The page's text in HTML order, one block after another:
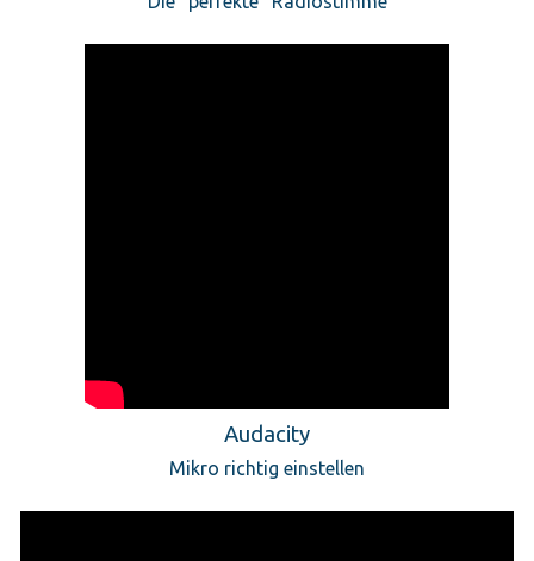
Audacity
Mikro richtig einstellen